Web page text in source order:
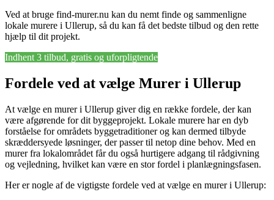
Ved at bruge find-murer.nu kan du nemt finde og sammenligne
lokale murere i Ullerup, så du kan få det bedste tilbud og den rette
hjælp til dit projekt.
Indhent 3 tilbud, gratis og uforpligtende
Fordele ved at vælge Murer i Ullerup
At vælge en murer i Ullerup giver dig en række fordele, der kan
være afgørende for dit byggeprojekt. Lokale murere har en dyb
forståelse for områdets byggetraditioner og kan dermed tilbyde
skræddersyede løsninger, der passer til netop dine behov. Med en
murer fra lokalområdet får du også hurtigere adgang til rådgivning
og vejledning, hvilket kan være en stor fordel i planlægningsfasen.
Her er nogle af de vigtigste fordele ved at vælge en murer i Ullerup: